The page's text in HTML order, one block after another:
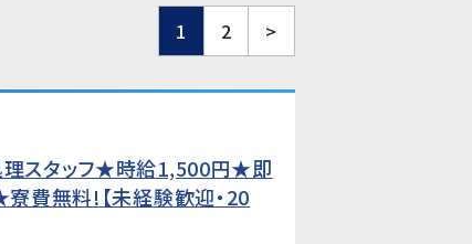
1 2 >
理スタッフ★時給1,500円★即
費無料!【未経験歓迎・20